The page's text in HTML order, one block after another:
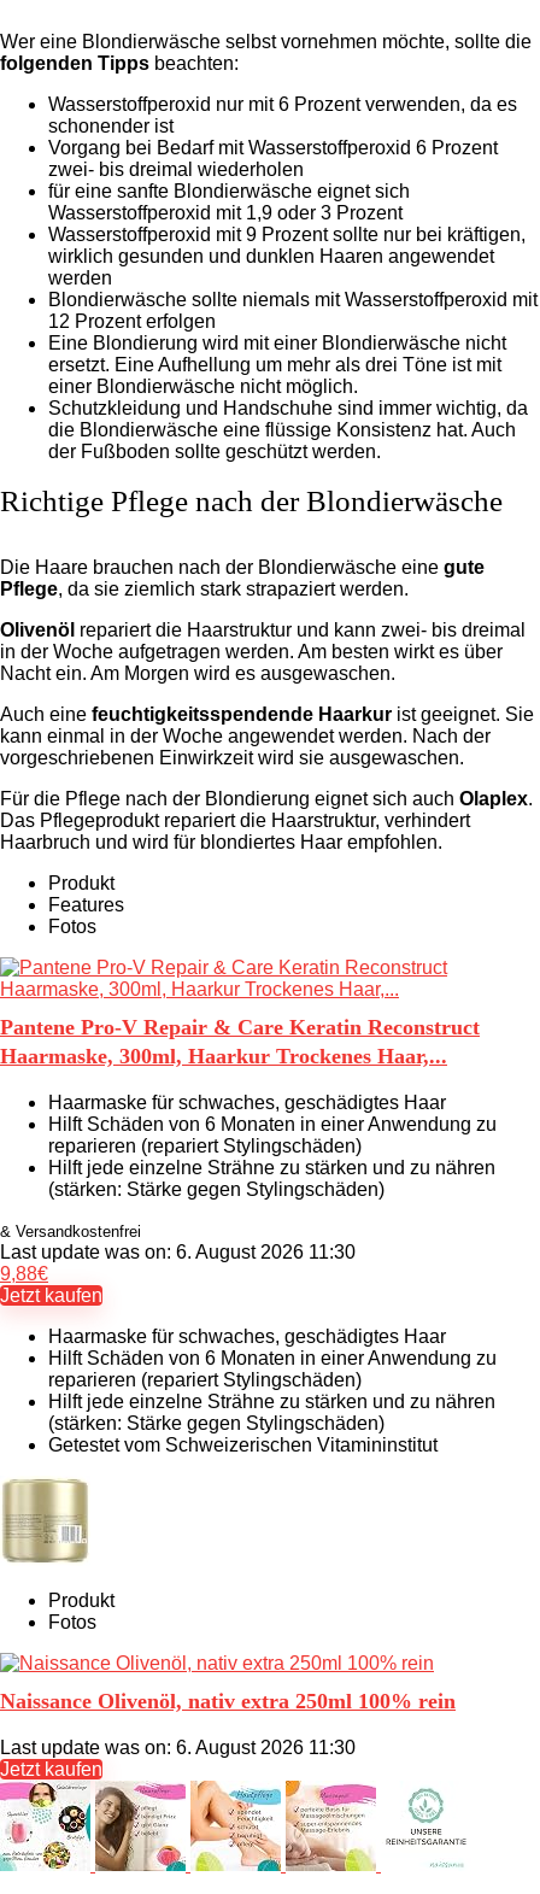
Wer eine Blondierwäsche selbst vornehmen möchte, sollte die
folgenden Tipps beachten:
Wasserstoffperoxid nur mit 6 Prozent verwenden, da es
schonender ist
Vorgang bei Bedarf mit Wasserstoffperoxid 6 Prozent
zwei- bis dreimal wiederholen
für eine sanfte Blondierwäsche eignet sich
Wasserstoffperoxid mit 1,9 oder 3 Prozent
Wasserstoffperoxid mit 9 Prozent sollte nur bei kräftigen,
wirklich gesunden und dunklen Haaren angewendet
werden
Blondierwäsche sollte niemals mit Wasserstoffperoxid mit
12 Prozent erfolgen
Eine Blondierung wird mit einer Blondierwäsche nicht
ersetzt. Eine Aufhellung um mehr als drei Töne ist mit
einer Blondierwäsche nicht möglich.
Schutzkleidung und Handschuhe sind immer wichtig, da
die Blondierwäsche eine flüssige Konsistenz hat. Auch
der Fußboden sollte geschützt werden.
Richtige Pflege nach der Blondierwäsche
Die Haare brauchen nach der Blondierwäsche eine gute
Pflege, da sie ziemlich stark strapaziert werden.
Olivenöl repariert die Haarstruktur und kann zwei- bis dreimal
in der Woche aufgetragen werden. Am besten wirkt es über
Nacht ein. Am Morgen wird es ausgewaschen.
Auch eine feuchtigkeitsspendende Haarkur ist geeignet. Sie
kann einmal in der Woche angewendet werden. Nach der
vorgeschriebenen Einwirkzeit wird sie ausgewaschen.
Für die Pflege nach der Blondierung eignet sich auch Olaplex.
Das Pflegeprodukt repariert die Haarstruktur, verhindert
Haarbruch und wird für blondiertes Haar empfohlen.
Produkt
Features
Fotos
Pantene Pro-V Repair & Care Keratin Reconstruct
Haarmaske, 300ml, Haarkur Trockenes Haar,...
Haarmaske für schwaches, geschädigtes Haar
Hilft Schäden von 6 Monaten in einer Anwendung zu
reparieren (repariert Stylingschäden)
Hilft jede einzelne Strähne zu stärken und zu nähren
(stärken: Stärke gegen Stylingschäden)
& Versandkostenfrei
Last update was on: 6. August 2026 11:30
9,88€
Jetzt kaufen
Haarmaske für schwaches, geschädigtes Haar
Hilft Schäden von 6 Monaten in einer Anwendung zu
reparieren (repariert Stylingschäden)
Hilft jede einzelne Strähne zu stärken und zu nähren
(stärken: Stärke gegen Stylingschäden)
Getestet vom Schweizerischen Vitamininstitut
Produkt
Fotos
Naissance Olivenöl, nativ extra 250ml 100% rein
Last update was on: 6. August 2026 11:30
Jetzt kaufen